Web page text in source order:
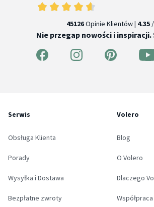
45126Opinie Klientów | 4.35
Nie przegap nowości i inspiracji.
Serwis
Obsługa Klienta
Porady
Wysyłka i Dostawa
Bezpłatne zwroty
Volero
Blog
O Volero
Dlaczego